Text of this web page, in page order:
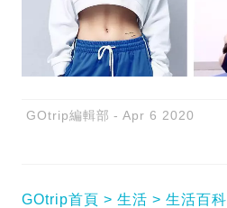
GOtrip編輯部 Apr 6 2020
GOtrip首頁 生活 生活百科